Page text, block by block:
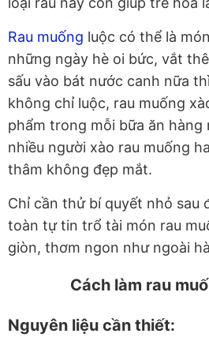
Rau muống luộc có thể là
những ngày hè oi bức, vắt
sấu vào bát nước canh nữa
không chỉ luộc, rau muống
phẩm trong mỗi bữa ăn hàng
nhiều người xào rau muống
thâm không đẹp mắt.
Chỉ cần thử bí quyết nhỏ sau
toàn tự tin trổ tài món rau
giòn, thơm ngon như ngoài
Cách làm rau
Nguyên liệu cần thiết: